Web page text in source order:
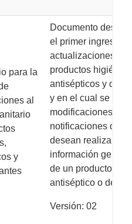
para la
al
y
Documento
el primer ingreso
actualizaciones de
productos
antisépticos y
y en el cual se
modificaciones o
notificaciones que
desean realizar y la
información
de un producto
antiséptico o
Versión: 02